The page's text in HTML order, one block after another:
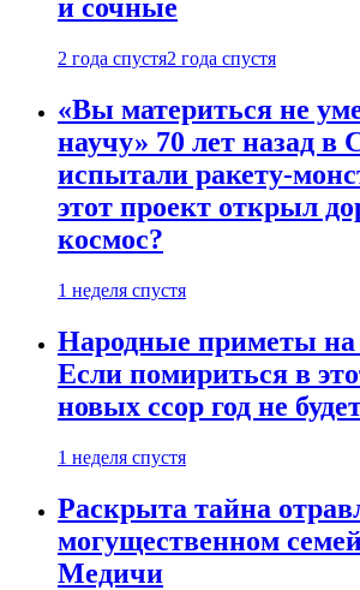
и сочные
2 года спустя2 года спустя
«Вы материться не
научу» 70 лет назад в
испытали ракету-
этот проект открыл
космос?
1 неделя спустя
Народные приметы на
Если помириться в
новых ссор год не
1 неделя спустя
Раскрыта тайна
могущественном
Медичи